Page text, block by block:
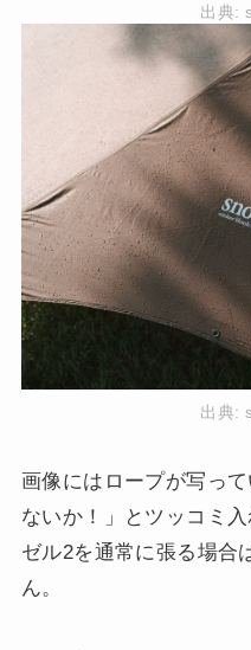
出典:
出典:
画像にはロープが写っ
ないか！」とツッコミ
ゼル2を通常に張る場合
ん。